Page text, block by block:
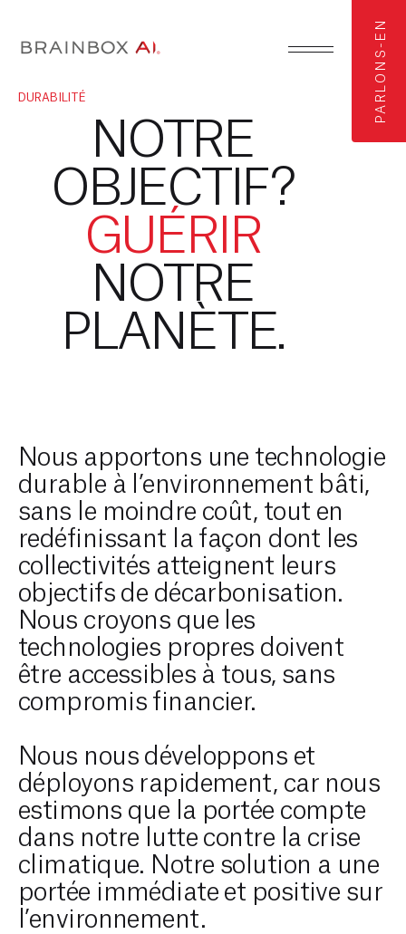
PARLONS-EN
DURABILITÉ
NOTRE
OBJECTIF?
GUÉRIR
NOTRE
PLANÈTE.
Nous apportons une technologie
durable à l’environnement bâti,
sans le moindre coût, tout en
redéfinissant la façon dont les
collectivités atteignent leurs
objectifs de décarbonisation.
Nous croyons que les
technologies propres doivent
être accessibles à tous, sans
compromis financier.
Nous nous développons et
déployons rapidement, car nous
estimons que la portée compte
dans notre lutte contre la crise
climatique. Notre solution a une
portée immédiate et positive sur
l’environnement.